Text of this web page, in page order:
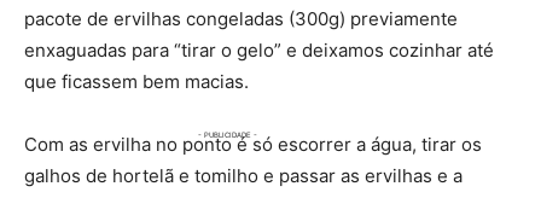
pacote de ervilhas congeladas (300g) previamente
enxaguadas para “tirar o gelo” e deixamos cozinhar até
que ficassem bem macias.
Com as ervilha no ponto é só escorrer a água, tirar os
galhos de hortelã e tomilho e passar as ervilhas e a